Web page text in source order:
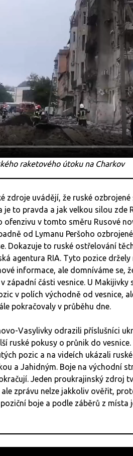
raketového útoku na Charkov
zdroje uvádějí, že ruské
je to pravda a jak velkou silou zde
v tomto směru Rusové
od Lymanu Peršoho
Dokazuje to ruské ostřelování
agentura RIA. Tyto pozice
informace, ale domníváme se,
západní části vesnice. U Makijivky
v polích východně od vesnice,
pokračovaly v průběhu dne.
Vasylivky odrazili příslušníci
ruské pokusy o průnik do
pozic a na videích ukázali
a Jahidným. Boje na východní
Jeden proukrajinský zdroj
zprávu nelze jakkoliv ověřit,
boje a podle záběrů z místa